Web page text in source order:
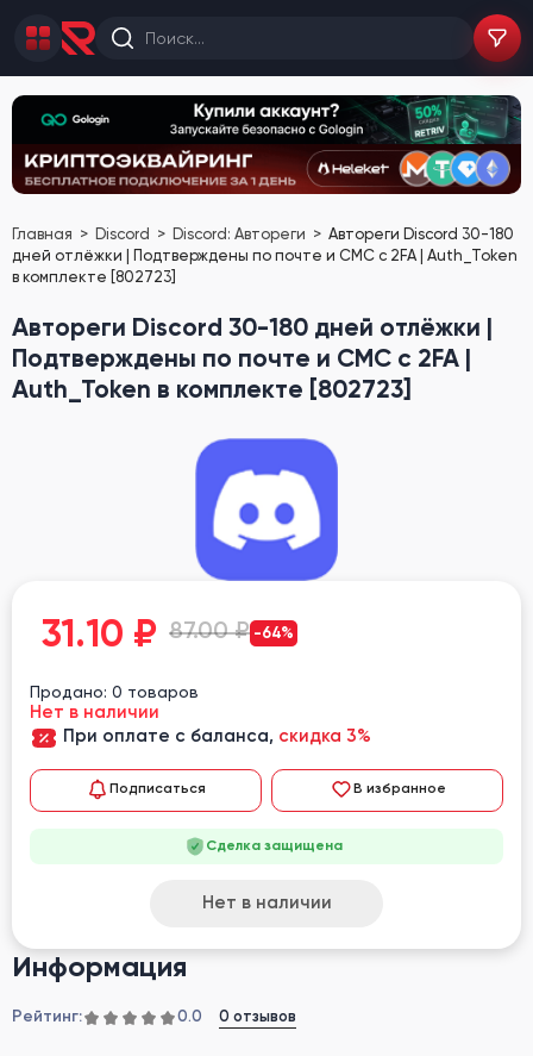
Главная Discord Discord: Автореги
Автореги Discord 30-180
дней отлёжки | Подтверждены по почте и СМС с 2FA | Auth_Token
в комплекте [802723]
Автореги Discord 30-180 дней отлёжки |
Подтверждены по почте и СМС с 2FA |
Auth_Token в комплекте [802723]
Информация
Рейтинг: 0.0 0 отзывов
31.10 ₽ 87.00 ₽ -64%
Продано: 0 товаров
Нет в наличии
При оплате с баланса, скидка 3%
Подписаться В избранное
Сделка защищена
Нет в наличии